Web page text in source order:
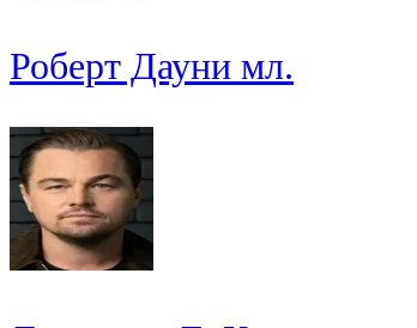
Роберт Дауни мл.